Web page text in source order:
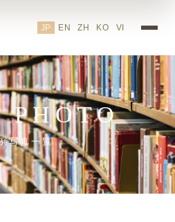
多様な美容医
JP EN ZH KO VI
PHOTO
写真一覧